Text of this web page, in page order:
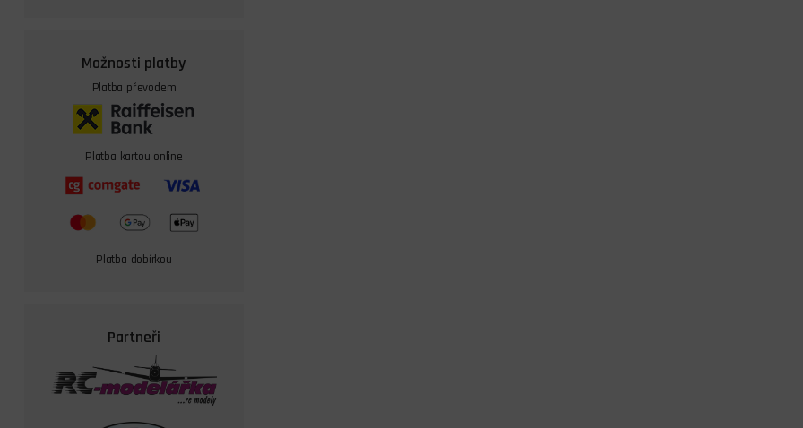
Možnosti platby
Platba převodem
Platba kartou online
Platba dobírkou
Partneři